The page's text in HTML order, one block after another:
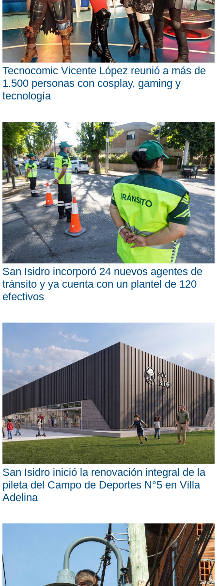
Tecnocomic Vicente López reunió a más de
1.500 personas con cosplay, gaming y
tecnología
San Isidro incorporó 24 nuevos agentes de
tránsito y ya cuenta con un plantel de 120
efectivos
San Isidro inició la renovación integral de la
pileta del Campo de Deportes N°5 en Villa
Adelina